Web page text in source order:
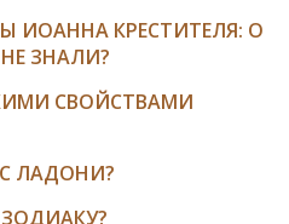
ИОАННА КРЕСТИТЕЛЯ: О
ЗНАЛИ?
СВОЙСТВАМИ
ЛАДОНИ?